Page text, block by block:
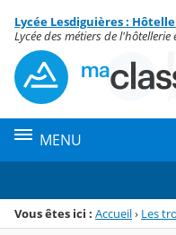
Menu de la rubrique
Contenu
Lycée Lesdiguières :
Lycée des métiers de
MENU
Vous êtes ici : Accueil› Les